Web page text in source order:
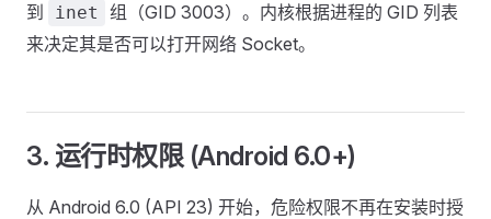
到
inet
组（GID 3003）。内核根据进程的 GID 列表
来决定其是否可以打开网络 Socket。
3. 运行时权限 (Android 6.0+)
从 Android 6.0 (API 23) 开始，危险权限不再在安装时授